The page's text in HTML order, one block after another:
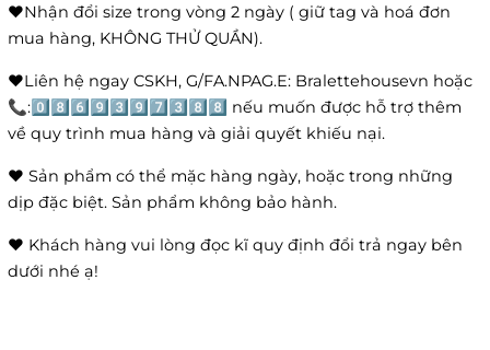
❤️Nhận đổi size trong vòng 2 ngày ( giữ tag và hoá đơn
mua hàng, KHÔNG THỬ QUẦN).
❤️Liên hệ ngay CSKH, G/FA.NPAG.E: Bralettehousevn hoặc
📞:0️⃣8️⃣6️⃣9️⃣3️⃣9️⃣7️⃣3️⃣8️⃣8️⃣ nếu muốn được hỗ trợ thêm
về quy trình mua hàng và giải quyết khiếu nại.
❤️ Sản phẩm có thể mặc hàng ngày, hoặc trong những
dịp đặc biệt. Sản phẩm không bảo hành.
❤️ Khách hàng vui lòng đọc kĩ quy định đổi trả ngay bên
dưới nhé ạ!